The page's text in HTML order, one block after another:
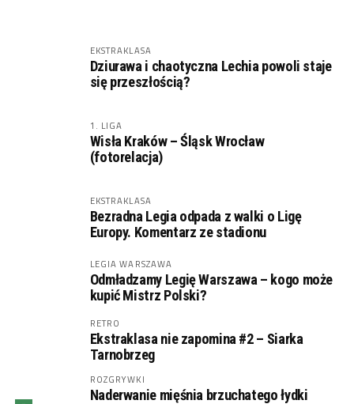
EKSTRAKLASA
Dziurawa i chaotyczna Lechia powoli staje
się przeszłością?
1. LIGA
Wisła Kraków – Śląsk Wrocław
(fotorelacja)
EKSTRAKLASA
Bezradna Legia odpada z walki o Ligę
Europy. Komentarz ze stadionu
LEGIA WARSZAWA
Odmładzamy Legię Warszawa – kogo może
kupić Mistrz Polski?
RETRO
Ekstraklasa nie zapomina #2 – Siarka
Tarnobrzeg
ROZGRYWKI
Naderwanie mięśnia brzuchatego łydki